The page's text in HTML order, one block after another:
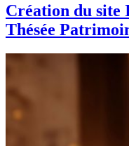
Création du
Thésée